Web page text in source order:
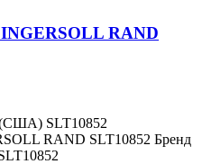
RAND
(США) SLT10852
RAND SLT10852 Бренд